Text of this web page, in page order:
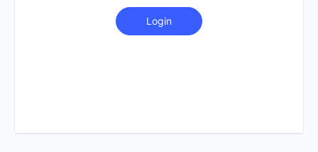
Login